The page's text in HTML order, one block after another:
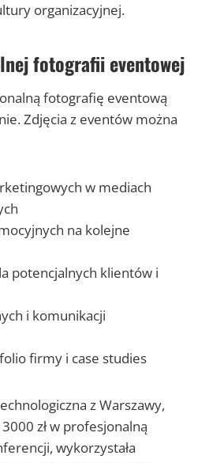
organizacyjnej.
fotografii eventowej
fotografię eventową
Zdjęcia z eventów można
w mediach
na kolejne
potencjalnych klientów i
i komunikacji
firmy i case studies
z Warszawy,
zł w profesjonalną
wykorzystała